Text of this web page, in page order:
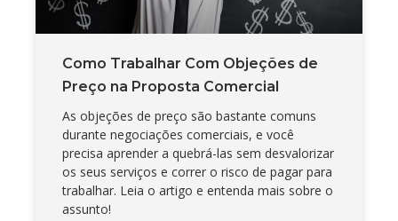
Como Trabalhar Com Objeções de
Preço na Proposta Comercial
As objeções de preço são bastante comuns
durante negociações comerciais, e você
precisa aprender a quebrá-las sem desvalorizar
os seus serviços e correr o risco de pagar para
trabalhar. Leia o artigo e entenda mais sobre o
assunto!